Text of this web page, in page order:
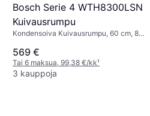
Bosch Serie 4 WTH8300LSN
Kuivausrumpu
Kondensoiva Kuivausrumpu, 60 cm, 8
569 €
Tai 6 maksua, 99,38 €/kk¹
3 kauppoja